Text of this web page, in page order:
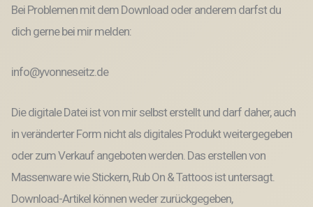
Bei Problemen mit dem Download oder anderem darfst du
dich gerne bei mir melden:
info@yvonneseitz.de
Die digitale Datei ist von mir selbst erstellt und darf daher, auch
in veränderter Form nicht als digitales Produkt weitergegeben
oder zum Verkauf angeboten werden. Das erstellen von
Massenware wie Stickern, Rub On & Tattoos ist untersagt.
Download-Artikel können weder zurückgegeben,